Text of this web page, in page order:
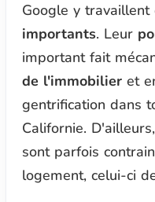
Google y
importants. Leur
important fait
de l'immobilieret
gentrification dans
Californie.
sont parfois
logement, celui-ci